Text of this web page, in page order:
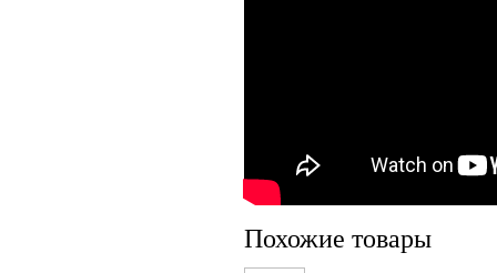
Похожие товары